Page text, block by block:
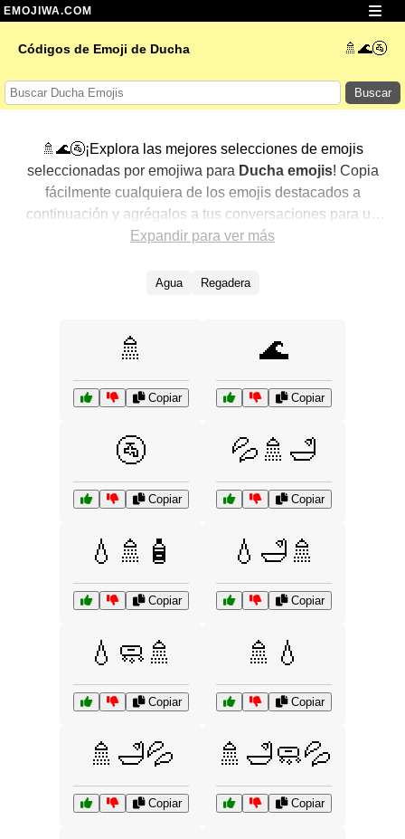
EMOJIWA.COM
Códigos de Emoji de Ducha 🚿🌊🚰
Buscar
🚿🌊🚰¡Explora las mejores selecciones de emojis
seleccionadas por emojiwa para Ducha emojis! Copia
fácilmente cualquiera de los emojis destacados a
continuación y agrégalos a tus conversaciones para un
toque personalizado. Hemos seleccionado una variedad
populares. ¿Buscas más? Explora otras categorías para
Expandir para ver más
Agua Regadera
🚿
Copiar
🌊
Copiar
🚰
Copiar
💦🚿🛁
Copiar
💧🚿🧴
Copiar
💧🛁🚿
Copiar
💧🧼🚿
Copiar
🚿💧
Copiar
🚿🛁💦
Copiar
🚿🛁🧼💦
Copiar